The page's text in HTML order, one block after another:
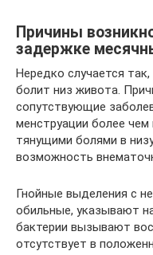
Причины
задержке
Нередко случается
болит низ живота.
сопутствующие
менструации более
тянущими болями в
возможность
Гнойные выделения с
обильные, указывают
бактерии вызывают
отсутствует в